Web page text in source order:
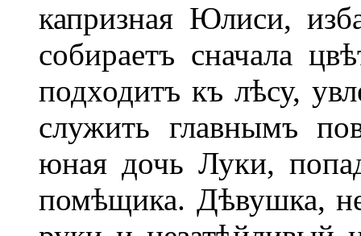
капризная Юлиси,
собираетъ сначала
подходитъ къ лѣсу,
служить главнымъ
юная дочь Луки,
помѣщика. Дѣвушка,